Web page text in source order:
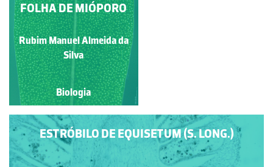
INFLORESCÊNCIA DE
MONOCOTILEDÓNEA
Rubim Manuel Almeida da
Silva
Biologia
FOLHA DE MIÓPORO
Rubim Manuel Almeida da
Silva
Biologia
ESTRÓBILO DE EQUISETUM (S. LONG.)